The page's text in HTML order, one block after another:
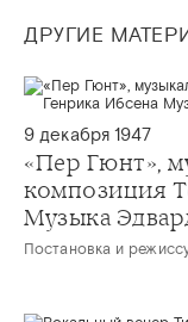
ДРУГИЕ
9 декабря 1947
«Пер Гюнт»,
композиция
Музыка
Постановка и